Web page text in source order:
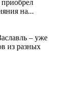
на...
– уже
из разных